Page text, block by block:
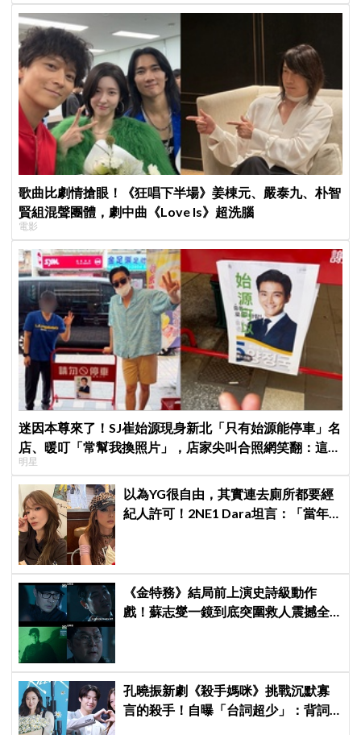
歌曲比劇情搶眼！《狂唱下半場》姜棟元、嚴泰九、朴智
賢組混聲團體，劇中曲《Love Is》超洗腦
電影
迷因本尊來了！SJ崔始源現身新北「只有始源能停車」名
店、暖叮「常幫我換照片」，店家尖叫合照網笑翻：這輩
子不能脫粉了
明星
以為YG很自由，其實連去廁所都要經
紀人許可！2NE1 Dara坦言：「當年
《金特務》結局前上演史詩級動作
戲！蘇志燮一鏡到底突圍救人震撼全
孔曉振新劇《殺手媽咪》挑戰沉默寡
言的殺手！自曝「台詞超少」：背詞